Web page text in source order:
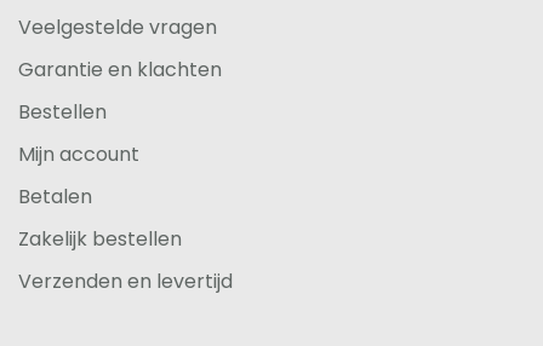
Veelgestelde vragen
Garantie en klachten
Bestellen
Mijn account
Betalen
Zakelijk bestellen
Verzenden en levertijd